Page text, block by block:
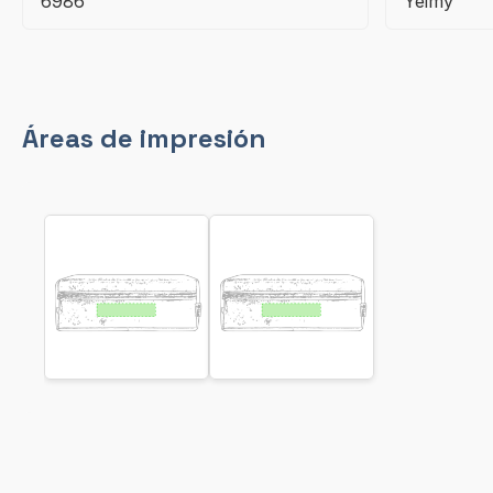
Áreas de impresión